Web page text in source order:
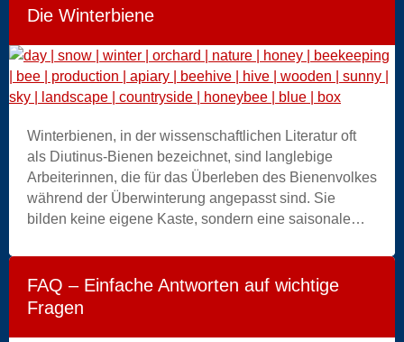
Bienenvölker aussagen kann. Daraus werden zudem
Praxis abgeleitet.
Die Winterbiene
snow
winter
|
nature
Winterbienen, in der wissenschaftlichen Literatur oft
als Diutinus-Bienen bezeichnet, sind langlebige
Arbeiterinnen, die für das Überleben des Bienenvolkes
während der Überwinterung angepasst sind. Sie
bilden keine eigene Kaste, sondern eine saisonale
allmählich von einem Expansionsmodus in einen
Erhaltungsmodus übergeht. Das Verständnis dieses
Übergangs ermöglicht es, besser zu verstehen, was im
Bienenstock zwischen dem Ende des Sommers, der
FAQ – Einfache Antworten auf wichtige
Fragen